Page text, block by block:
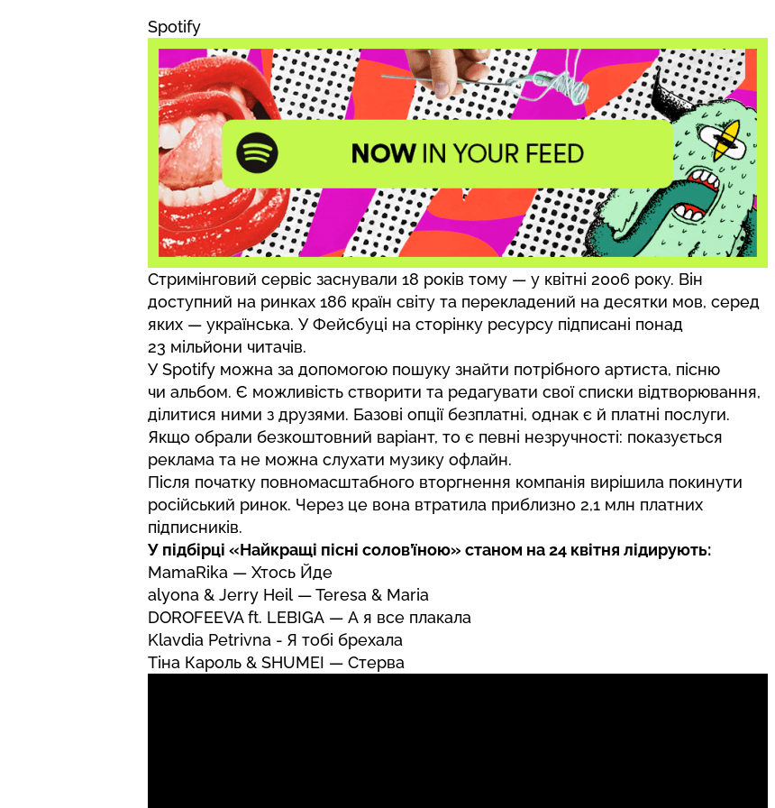
Spotify
Стримінговий сервіс заснували 18 років тому — у квітні 2006 року. Він
доступний на ринках 186 країн світу та перекладений на десятки мов, серед
яких — українська. У Фейсбуці на сторінку ресурсу підписані понад
23 мільйони читачів.
У Spotify можна за допомогою пошуку знайти потрібного артиста, пісню
чи альбом. Є можливість створити та редагувати свої списки відтворювання,
ділитися ними з друзями. Базові опції безплатні, однак є й платні послуги.
Якщо обрали безкоштовний варіант, то є певні незручності: показується
реклама та не можна слухати музику офлайн.
Після початку повномасштабного вторгнення компанія вирішила покинути
російський ринок. Через це вона втратила приблизно 2,1 млн платних
підписників.
У підбірці «Найкращі пісні солов’їною» станом на 24 квітня лідирують:
MamaRika — Хтось Йде
alyona & Jerry Heil — Teresa & Maria
DOROFEEVA ft. LEBIGA — А я все плакала
Klavdia Petrivna - Я тобі брехала
Тіна Кароль & SHUMEI — Стерва